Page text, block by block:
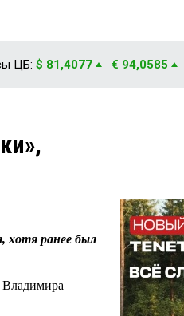
ЦБ: $ 81,4077 € 94,0585
хотя ранее был
Владимира